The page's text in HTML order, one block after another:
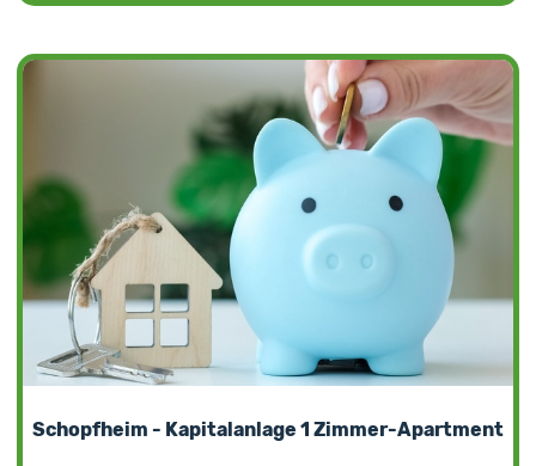
Schopfheim - Kapitalanlage 1 Zimmer-Apartment